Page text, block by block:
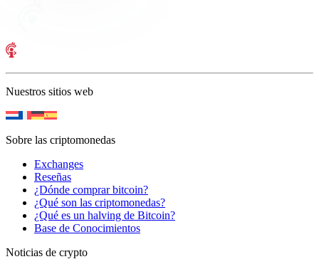
Nuestros sitios web
Sobre las criptomonedas
Exchanges
Reseñas
¿Dónde comprar bitcoin?
¿Qué son las criptomonedas?
¿Qué es un halving de Bitcoin?
Base de Conocimientos
Noticias de crypto